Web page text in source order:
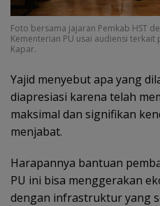
Foto bersama jajaran Pemkab HST
Kementerian PU usai audiensi
Kapar.
Yajid menyebut apa yang
diapresiasi karena telah
maksimal dan signifikan
menjabat.
Harapannya bantuan
PU ini bisa menggerakan
dengan infrastruktur yang